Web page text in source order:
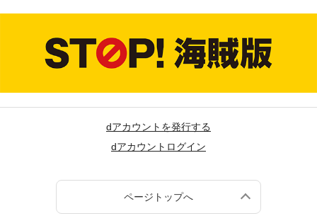
dアカウントを発行する
dアカウントログイン
ページトップへ